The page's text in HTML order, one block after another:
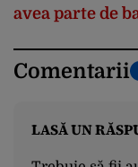
avea parte de
Comentarii
LASĂ UN